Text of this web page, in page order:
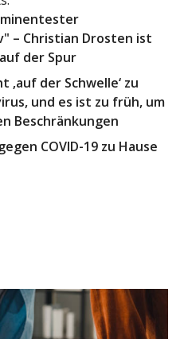
– Christian Drosten ist
der Spur
der Schwelle‘ zu
und es ist zu früh, um
Beschränkungen
COVID-19 zu Hause